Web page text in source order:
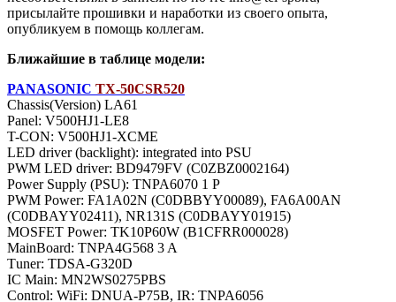
присылайте прошивки и наработки из своего опыта,
опубликуем в помощь коллегам.
Ближайшие в таблице модели:
PANASONIC TX-50CSR520
Chassis(Version) LA61
Panel: V500HJ1-LE8
T-CON: V500HJ1-XCME
LED driver (backlight): integrated into PSU
PWM LED driver: BD9479FV (C0ZBZ0002164)
Power Supply (PSU): TNPA6070 1 P
PWM Power: FA1A02N (C0DBBYY00089), FA6A00AN
(C0DBAYY02411), NR131S (C0DBAYY01915)
MOSFET Power: TK10P60W (B1CFRR000028)
MainBoard: TNPA4G568 3 A
Тuner: TDSA-G320D
IC Main: MN2WS0275PBS
Control: WiFi: DNUA-P75B, IR: TNPA6056